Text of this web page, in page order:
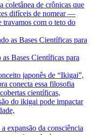
coletânea de crônicas que
difíceis de nomear —
travamos com o teto do
Bases Científicas para
japonês de “Ikigai”,
conecta essa filosofia
científicas,
do ikigai pode impactar
expansão da consciência